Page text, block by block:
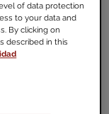
of data protection
to your data and
By clicking on
described in this